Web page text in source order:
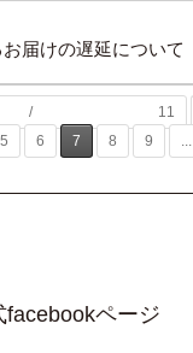
届けの遅延について
11
5 6 7 8 9 ...
facebookページ